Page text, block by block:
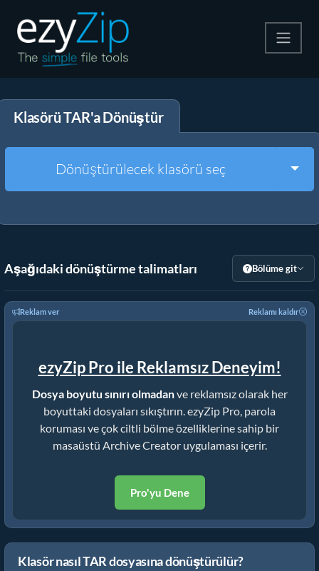
Çıkart
Diğer Araçlar
Klasörü TAR'a Dönüştür
Dönüştürülecek klasörü seç
Aşağıdaki dönüştürme talimatları Bölüme git
Reklam ver Reklamı kaldır
ezyZip Pro ile Reklamsız Deneyim!
Dosya boyutu sınırı olmadanve reklamsız olarak her
boyuttaki dosyaları sıkıştırın. ezyZip Pro, parola
koruması ve çok ciltli bölme özelliklerine sahip bir
masaüstü Archive Creator uygulaması içerir.
Pro'yu Dene
Klasör nasıl TAR dosyasına dönüştürülür?